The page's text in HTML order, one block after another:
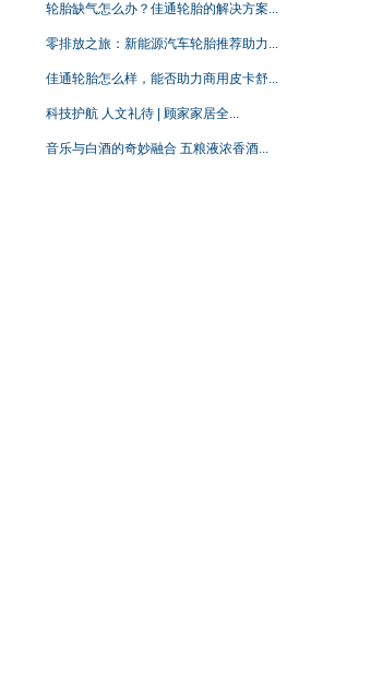
轮胎缺气怎么办？佳通轮胎的解决方案...
零排放之旅：新能源汽车轮胎推荐助力...
佳通轮胎怎么样，能否助力商用皮卡舒...
科技护航 人文礼待 | 顾家家居全...
音乐与白酒的奇妙融合 五粮液浓香酒...